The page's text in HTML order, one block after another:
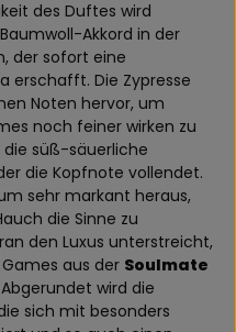
des Duftes wird
Akkord in der
der sofort eine
erschafft. Die Zypresse
Noten hervor, um
noch feiner wirken zu
süß-säuerliche
die Kopfnote vollendet.
sehr markant heraus,
die Sinne zu
den Luxus unterstreicht,
aus der Soulmate
wird die
sich mit besonders